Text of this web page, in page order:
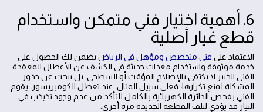
6. أهمية اختيار فني متمكن واستخدام
قطع غيار أصلية
الاعتماد على فني متخصص ومؤهل في الرياض يضمن لك الحصول على
خدمة موثوقة واستخدام معدات حديثة في الكشف عن الأعطال المعقدة.
الفني الخبير لا يكتفي بالإصلاح المؤقت أو السطحي، بل يبحث عن جذور
المشكلة لمنع تكرارها؛ فعلى سبيل المثال، عند تعطل الكومبريسور، يقوم
الفني بفحص الدائرة الكهربائية بالكامل للتأكد من عدم وجود تذبذب في
التيار قد يؤدي لتلف القطعة الجديدة مرة أخرى.